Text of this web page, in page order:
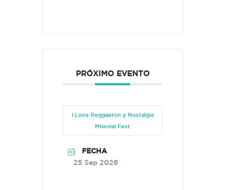
PRÓXIMO EVENTO
I Love Reggaeton y Nostalgia
Milenial Fest
FECHA
25 Sep 2026